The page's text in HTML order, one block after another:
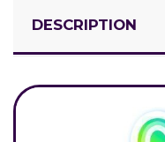
DESCRIPTION